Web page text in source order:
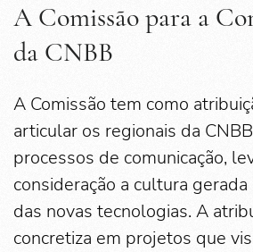
A Comissão para a
da CNBB
A Comissão tem como
articular os regionais da
processos de comunicação,
consideração a cultura
das novas tecnologias. A
concretiza em projetos que